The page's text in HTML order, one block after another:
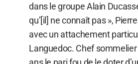
dans le groupe Alain
qu’[il] ne connaît pas »,
avec un attachement
Languedoc. Chef